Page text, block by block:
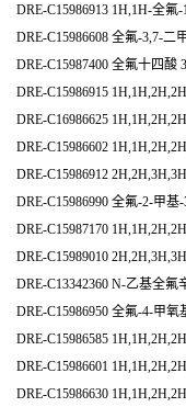
DRE-C15986913 1H,1H-全氟
DRE-C15986608 全氟-3,7-二
DRE-C15987400 全氟十四酸
DRE-C15986915
DRE-C16986625
DRE-C15986602
DRE-C15986912
DRE-C15986990 全氟-2-甲基
DRE-C15987170
DRE-C15989010
DRE-C13342360 N-乙基全氟
DRE-C15986950 全氟-4-甲氧
DRE-C15986585
DRE-C15986601
DRE-C15986630